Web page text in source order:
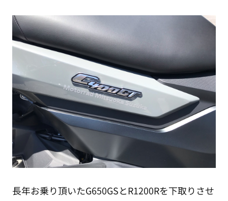
長年お乗り頂いたG650GSとR1200Rを下取りさせ